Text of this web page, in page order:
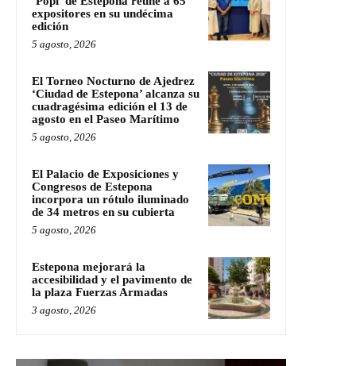
expositores en su undécima
edición
5 agosto, 2026
El Torneo Nocturno de Ajedrez
‘Ciudad de Estepona’ alcanza su
cuadragésima edición el 13 de
agosto en el Paseo Marítimo
5 agosto, 2026
El Palacio de Exposiciones y
Congresos de Estepona
incorpora un rótulo iluminado
de 34 metros en su cubierta
5 agosto, 2026
Estepona mejorará la
accesibilidad y el pavimento de
la plaza Fuerzas Armadas
3 agosto, 2026